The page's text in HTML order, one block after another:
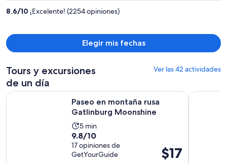
por
8.6/10 ¡Excelente! (2254 opiniones)
Elegir mis fechas
Tours y excursiones
de un día
Ver las 42 actividades
Paseo en montaña rusa
Gatlinburg Moonshine
La
actividad
dura
5
5 min
9.8
de
10
9.8/10
17 opiniones de
GetYourGuide
El
precio
$17
Paseo en montaña rusa Gatlinburg Moonshine Se abrirá en
Pigeon